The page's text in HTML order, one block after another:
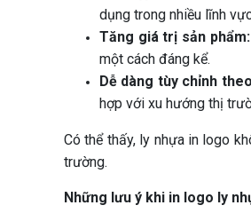
dụng trong nhiều lĩnh
Tăng giá trị sản phẩm:
một cách đáng kể.
Dễ dàng tùy chỉnh
hợp với xu hướng thị
Có thể thấy, ly nhựa in logo
trường.
Những lưu ý khi in logo ly